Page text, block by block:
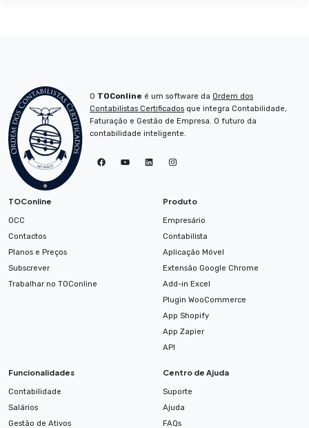
O TOConline é um software da Ordem dos
Contabilistas Certificados que integra Contabilidade,
Faturação e Gestão de Empresa. O futuro da
contabilidade inteligente.
TOConline no Facebook
TOConline no YouTube
TOConline no LinkedIn
Instagram
TOConline
OCC
Contactos
Planos e Preços
Subscrever
Trabalhar no TOConline
Produto
Empresário
Contabilista
Aplicação Móvel
Extensão Google Chrome
Add-in Excel
Plugin WooCommerce
App Shopify
App Zapier
API
Funcionalidades
Contabilidade
Salários
Gestão de Ativos
Centro de Ajuda
Suporte
Ajuda
FAQs